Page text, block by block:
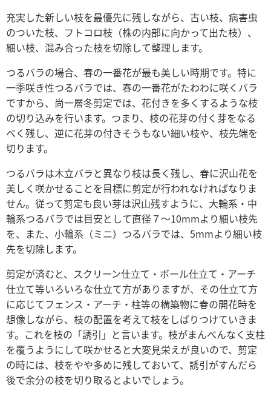
充実した新しい枝を最優先に残しながら、古い枝、病害虫
のついた枝、フトコロ枝（株の内部に向かって出た枝）、
細い枝、混み合った枝を切除して整理します。
つるバラの場合、春の一番花が最も美しい時期です。特に
一季咲き性つるバラでは、春の一番花がたわわに咲くバラ
ですから、尚一層冬剪定では、花付きを多くするような枝
の切り込みを行います。つまり、枝の花芽の付く芽をなる
べく残し、逆に花芽の付きそうもない細い枝や、枝先端を
切ります。
つるバラは木立バラと異なり枝は長く残し、春に沢山花を
美しく咲かせることを目標に剪定が行われなければなりま
せん。従って剪定も良い芽は沢山残すように、大輪系・中
輪系つるバラでは目安として直径７～10mmより細い枝先
を、また、小輪系（ミニ）つるバラでは、5mmより細い枝
先を切除します。
剪定が済むと、スクリーン仕立て・ボール仕立て・アーチ
仕立て等いろいろな仕立て方がありますが、その仕立て方
に応じてフェンス・アーチ・柱等の構築物に春の開花時を
想像しながら、枝の配置を考えて枝をしばりつけていきま
す。これを枝の「誘引」と言います。枝がまんべんなく支柱
を覆うようにして咲かせると大変見栄えが良いので、剪定
の時には、枝をやや多めに残しておいて、誘引がすんだら
後で余分の枝を切り取るとよいでしょう。